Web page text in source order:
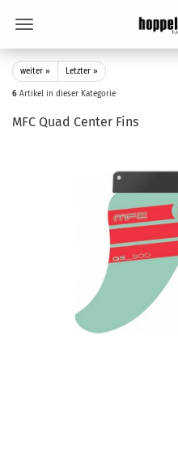
weiter » Letzter »
6 Artikel in dieser Kategorie
MFC Quad Center Fins